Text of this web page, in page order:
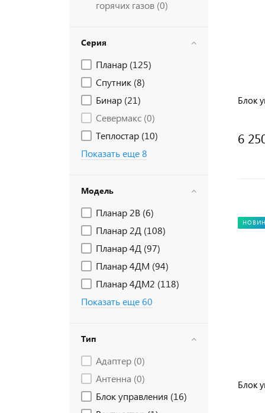
горячих газов (0)
Серия
Планар (125)
Спутник (8)
Бинар (21)
Севермакс (0)
Теплостар (10)
Показать еще 8
Модель
Планар 2В (6)
Планар 2Д (108)
Планар 4Д (97)
Планар 4ДМ (94)
Планар 4ДМ2 (118)
Показать еще 60
Тип
Адаптер (0)
Антенна (0)
Блок управления (16)
Блок
6
Блок